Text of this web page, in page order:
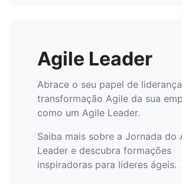
Agile Leader
Abrace o seu papel de
transformação Agile da sua
como um Agile Leader.
Saiba mais sobre a Jornada do
Leader e descubra formações
inspiradoras para líderes ágeis.